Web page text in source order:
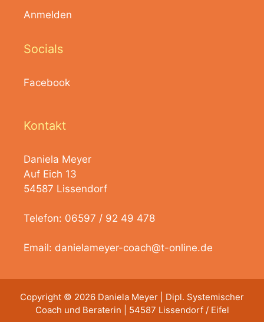
Anmelden
Socials
Facebook
Kontakt
Daniela Meyer
Auf Eich 13
54587 Lissendorf
Telefon: 06597 / 92 49 478
Email: danielameyer-coach@t-online.de
Copyright © 2026 Daniela Meyer | Dipl. Systemischer
Coach und Beraterin | 54587 Lissendorf / Eifel